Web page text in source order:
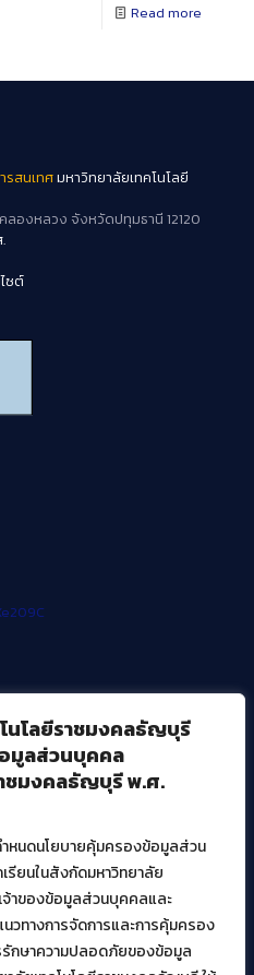
นโลยีราชมงคลธัญบุรี
มูลส่วนบุคคล
ชมงคลธัญบุรี พ.ศ.
ำหนดนโยบายคุ้มครองข้อมูลส่วน
รียนในสังกัดมหาวิทยาลัย
จ้าของข้อมูลส่วนบุคคลและ
วทางการจัดการและการคุ้มครอง
กษาความปลอดภัยของข้อมูล
Read more
รสนเทศมหาวิทยาลัยเทคโนโลยี
องหลวง จังหวัดปทุมธานี 12120
ซต์
งานภายนอก